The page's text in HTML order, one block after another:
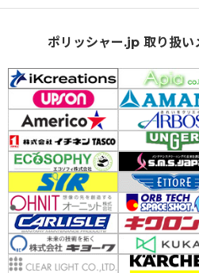
ポリッシャー.jp 取り扱い